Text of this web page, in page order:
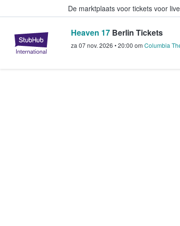
De marktplaats voor tickets voor
StubHub: waar fans
Heaven 17 Berlin Tickets
za 07 nov. 2026 •20:00 om Columbia